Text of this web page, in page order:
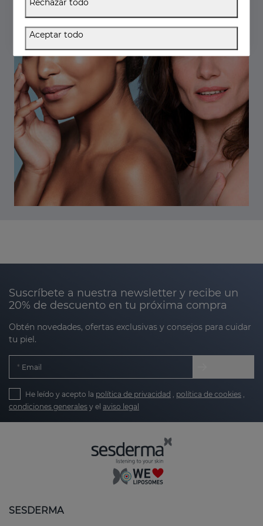
Suscríbete a nuestra newsletter y recibe un
20% de descuento en tu próxima compra
Obtén novedades, ofertas exclusivas y consejos para cuidar
tu piel.
Email
He leído y acepto la política de privacidad política de cookies
condiciones generales y el aviso legal
SESDERMA
Aceptar todo